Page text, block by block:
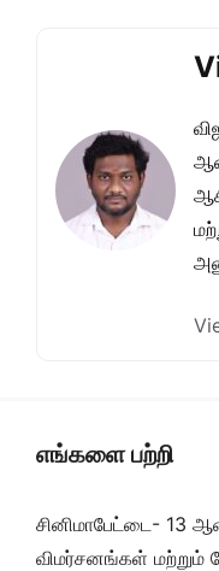
எங்களை பற்றி
சினிமாபேட்டை- 13
விமர்சனங்கள் மற்றும்